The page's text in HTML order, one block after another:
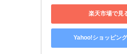
楽天市場で見
Yahoo!ショッピン